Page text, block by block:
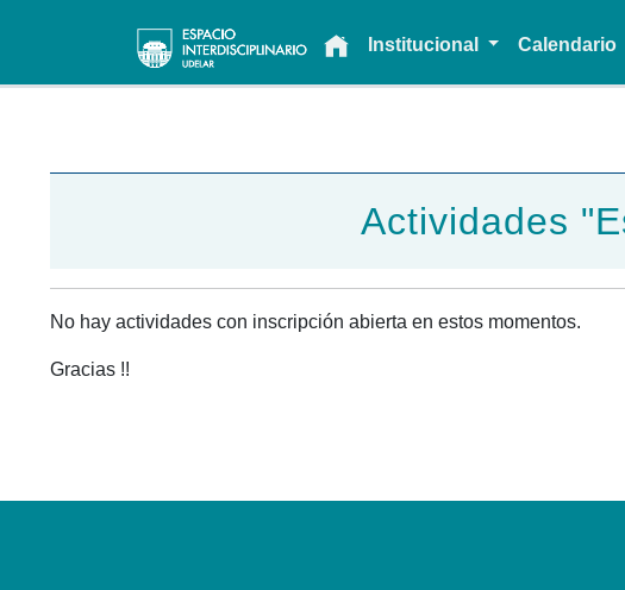
Main navigationInstitucional Calendario
Actividades
No hay actividades con inscripción abierta en estos momentos.
Gracias !!